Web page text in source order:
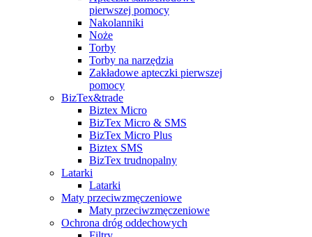
pierwszej pomocy
Nakolanniki
Noże
Torby
Torby na narzędzia
Zakładowe apteczki pierwszej
pomocy
BizTex&trade
Biztex Micro
BizTex Micro & SMS
BizTex Micro Plus
Biztex SMS
BizTex trudnopalny
Latarki
Latarki
Maty przeciwzmęczeniowe
Maty przeciwzmęczeniowe
Ochrona dróg oddechowych